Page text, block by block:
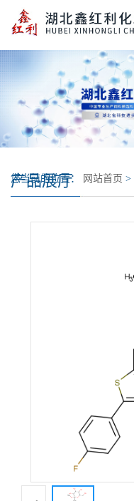
产品展厅
您当前的位置： 网站首页 >